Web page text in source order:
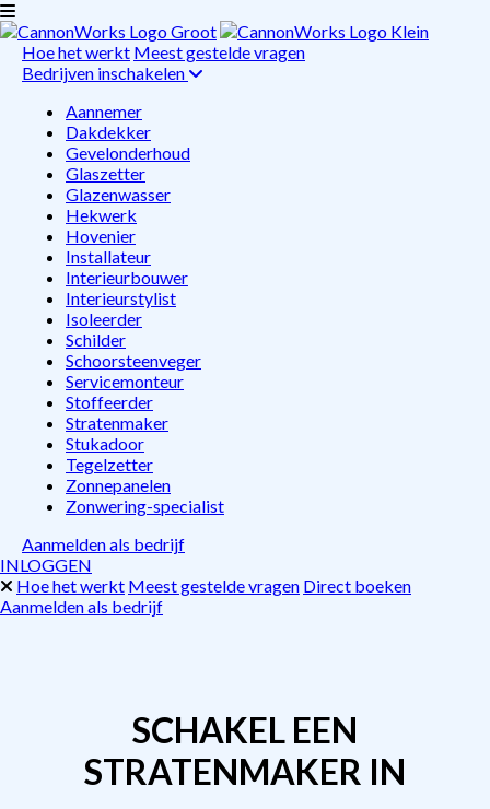
Hoe het werkt Meest gestelde vragen
Bedrijven inschakelen
Aannemer
Dakdekker
Gevelonderhoud
Glaszetter
Glazenwasser
Hekwerk
Hovenier
Installateur
Interieurbouwer
Interieurstylist
Isoleerder
Schilder
Schoorsteenveger
Servicemonteur
Stoffeerder
Stratenmaker
Stukadoor
Tegelzetter
Zonnepanelen
Zonwering-specialist
Aanmelden als bedrijf
INLOGGEN
Hoe het werkt Meest gestelde vragen Direct boeken
Aanmelden als bedrijf
SCHAKEL EEN
STRATENMAKER IN